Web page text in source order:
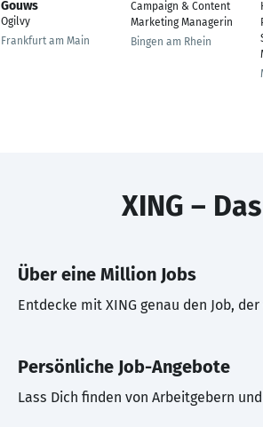
Gouws
Ogilvy
Frankfurt am Main
Campaign & Content
Marketing Managerin
Bingen am Rhein
XING –
Über eine Million Jobs
Entdecke mit XING genau den Job,
Persönliche Job-Angebote
Lass Dich finden von Arbeitgebern